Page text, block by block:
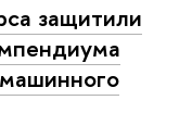
защитили